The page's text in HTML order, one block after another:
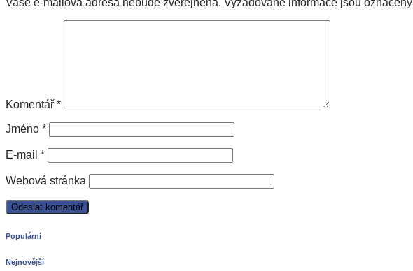
Komentář *
Jméno *
E-mail *
Webová stránka
Populární
Nejnovější